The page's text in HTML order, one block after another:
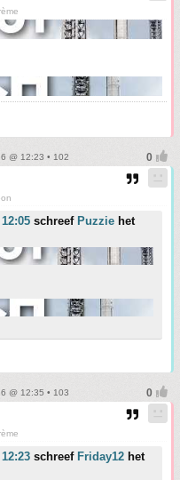
@ 12:23 • 102
schreef Puzzie het
@ 12:35 • 103
schreef Friday12 het